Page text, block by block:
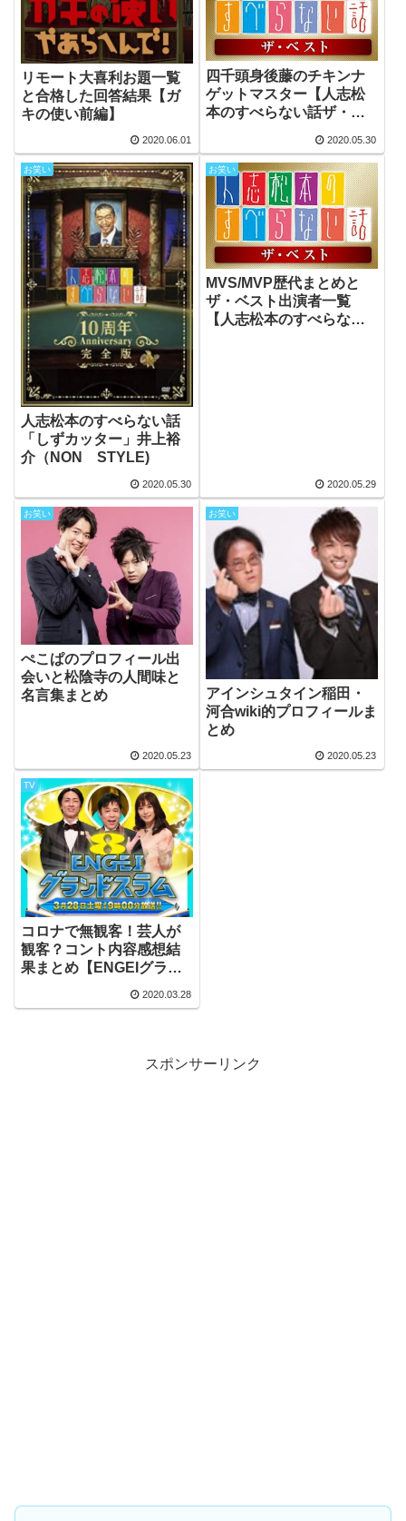
リモート大喜利お題一覧
と合格した回答結果【ガ
キの使い前編】
2020.06.01
四千頭身後藤のチキンナ
ゲットマスター【人志松
本のすべらない話ザ・ベ
2020.05.30
お笑い
人志松本のすべらない話
「しずカッター」井上裕
介（NON STYLE)
2020.05.30
お笑い
MVS/MVP歴代まとめと
ザ・ベスト出演者一覧
【人志松本のすべらない
2020.05.29
お笑い
ぺこぱのプロフィール出
会いと松陰寺の人間味と
名言集まとめ
2020.05.23
お笑い
アインシュタイン稲田・
河合wiki的プロフィールま
とめ
2020.05.23
TV
コロナで無観客！芸人が
観客？コント内容感想結
果まとめ【ENGEIグラン
2020.03.28
スポンサーリンク